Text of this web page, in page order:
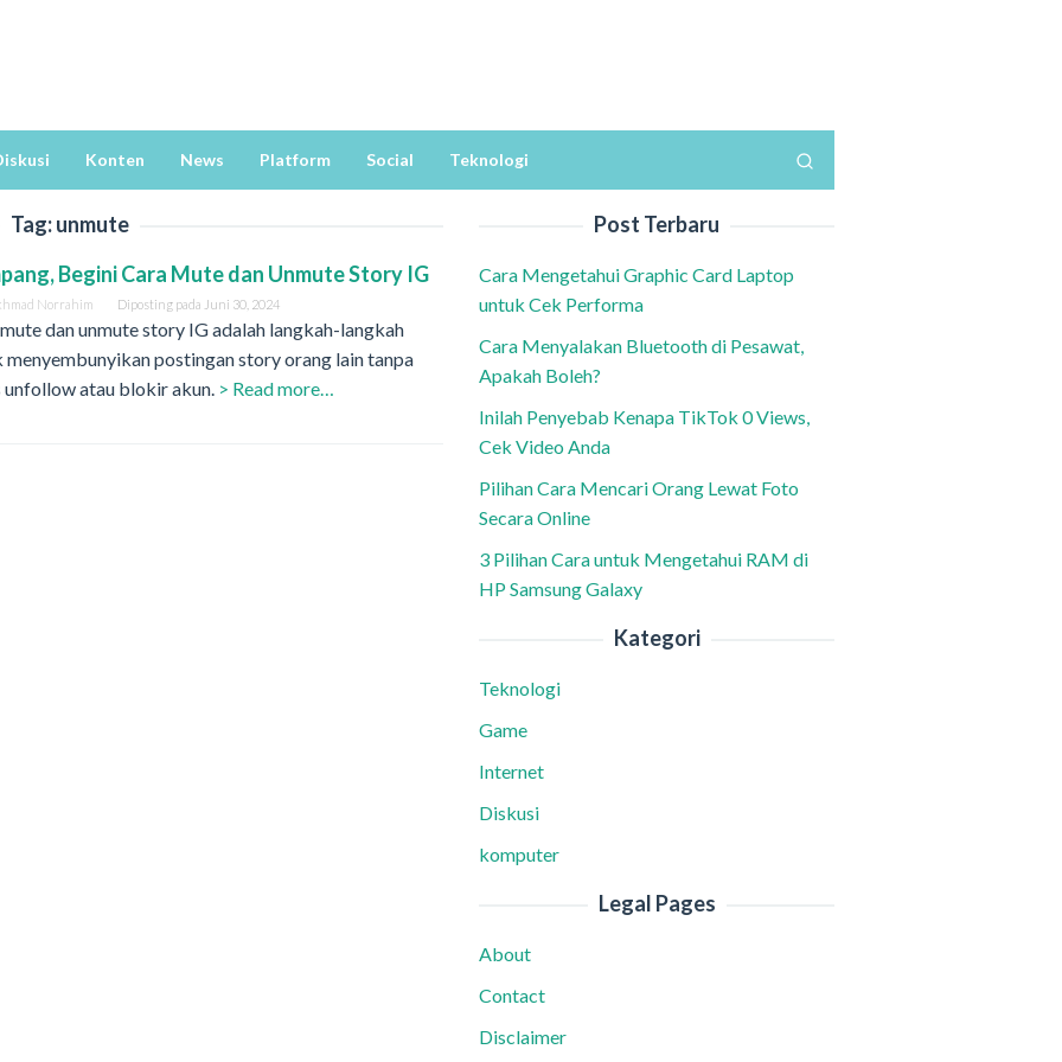
Konten News Platform Social Teknologi
Tag:unmute
Begini Cara Mute dan Unmute Story IG
Norrahim Diposting pada Juni 30, 2024
dan unmute story IG adalah langkah-langkah
menyembunyikan postingan story orang lain tanpa
unfollow atau blokir akun. > Read more…
Post Terbaru
Cara Mengetahui Graphic Card Laptop
untuk Cek Performa
Cara Menyalakan Bluetooth di Pesawat,
Apakah Boleh?
Inilah Penyebab Kenapa TikTok 0 Views,
Cek Video Anda
Pilihan Cara Mencari Orang Lewat Foto
Secara Online
3 Pilihan Cara untuk Mengetahui RAM di
HP Samsung Galaxy
Kategori
Teknologi
Game
Internet
Diskusi
komputer
Legal Pages
About
Contact
Disclaimer